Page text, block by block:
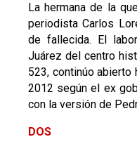
La hermana de la
periodista Carlos
de fallecida. El
Juárez del centro
523, continúo
2012 según el ex
con la versión de
DOS